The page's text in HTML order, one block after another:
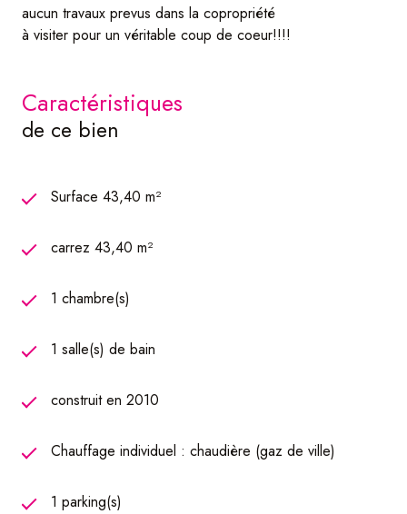
aucun travaux prevus dans la copropriété
à visiter pour un véritable coup de coeur!!!!
caractéristiques
de ce bien
Surface 43,40 m²
carrez 43,40 m²
1 chambre(s)
1 salle(s) de bain
construit en 2010
Chauffage individuel : chaudière (gaz de ville)
1 parking(s)